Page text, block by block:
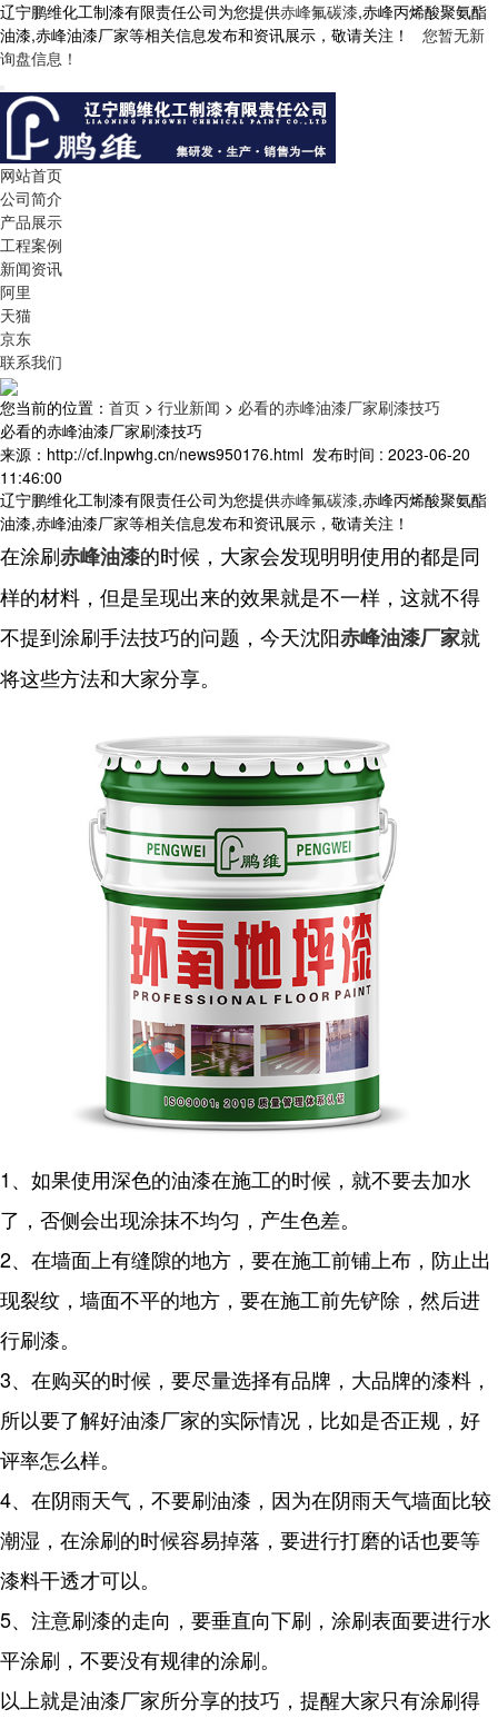
辽宁鹏维化工制漆有限责任公司为您提供赤峰氟碳漆,赤峰丙烯酸聚氨酯
油漆,赤峰油漆厂家等相关信息发布和资讯展示，敬请关注！ 您暂无新
询盘信息！
网站首页
公司简介
产品展示
工程案例
新闻资讯
阿里
天猫
京东
联系我们
您当前的位置： 首页 > 行业新闻 > 必看的赤峰油漆厂家刷漆技巧
必看的赤峰油漆厂家刷漆技巧
来源：http://cf.lnpwhg.cn/news950176.html 发布时间 : 2023-06-20
11:46:00
辽宁鹏维化工制漆有限责任公司为您提供赤峰氟碳漆,赤峰丙烯酸聚氨酯
油漆,赤峰油漆厂家等相关信息发布和资讯展示，敬请关注！
在涂刷赤峰油漆的时候，大家会发现明明使用的都是同
样的材料，但是呈现出来的效果就是不一样，这就不得
不提到涂刷手法技巧的问题，今天沈阳赤峰油漆厂家就
将这些方法和大家分享。
1、如果使用深色的油漆在施工的时候，就不要去加水
了，否侧会出现涂抹不均匀，产生色差。
2、在墙面上有缝隙的地方，要在施工前铺上布，防止出
现裂纹，墙面不平的地方，要在施工前先铲除，然后进
行刷漆。
3、在购买的时候，要尽量选择有品牌，大品牌的漆料，
所以要了解好油漆厂家的实际情况，比如是否正规，好
评率怎么样。
4、在阴雨天气，不要刷油漆，因为在阴雨天气墙面比较
潮湿，在涂刷的时候容易掉落，要进行打磨的话也要等
漆料干透才可以。
5、注意刷漆的走向，要垂直向下刷，涂刷表面要进行水
平涂刷，不要没有规律的涂刷。
以上就是油漆厂家所分享的技巧，提醒大家只有涂刷得